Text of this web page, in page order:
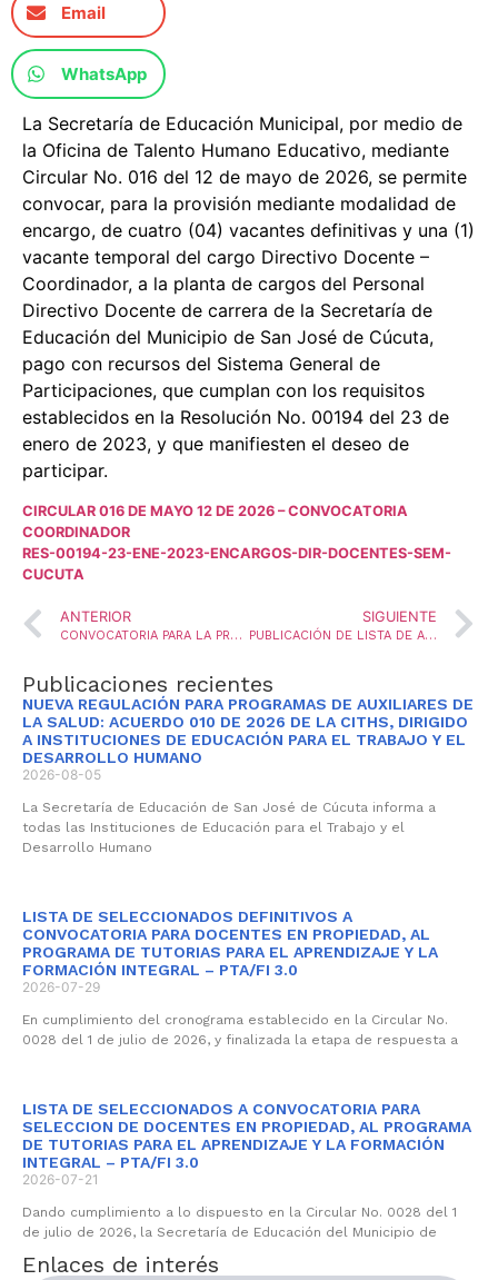
Email
WhatsApp
La Secretaría de Educación Municipal, por medio de
la Oficina de Talento Humano Educativo, mediante
Circular No. 016 del 12 de mayo de 2026, se permite
convocar, para la provisión mediante modalidad de
encargo, de cuatro (04) vacantes definitivas y una (1)
vacante temporal del cargo Directivo Docente –
Coordinador, a la planta de cargos del Personal
Directivo Docente de carrera de la Secretaría de
Educación del Municipio de San José de Cúcuta,
pago con recursos del Sistema General de
Participaciones, que cumplan con los requisitos
establecidos en la Resolución No. 00194 del 23 de
enero de 2023, y que manifiesten el deseo de
participar.
CIRCULAR 016 DE MAYO 12 DE 2026 – CONVOCATORIA
COORDINADOR
RES-00194-23-ENE-2023-ENCARGOS-DIR-DOCENTES-SEM-
CUCUTA
ANTERIOR
CONVOCATORIA PARA LA PROVISIÓN DE UNA VACANTE DEFINITIVA Y UNA VACANCIA TEMPORAL, DEL CARGO DE RECTOR, MEDIANTE LA MODALIDAD DE ENCARGO, Y CONFORMACIÓN DEL BANCO DE ELEGIBLES PARA LA VIGENCIA 2026.
SIGUIENTE
PUBLICACIÓN DE LISTA DE ADMITIDOS-CONVOCATORIA PARA LA PROVISIÓN DE CUATRO (4) VACANTES DEFINITIVAS Y UNA (1) VACANTE TEMPORAL EN EL CARGO COORDINADOR, MEDIANTE LA MODALIDAD DE ENCARGO
Publicaciones recientes
NUEVA REGULACIÓN PARA PROGRAMAS DE AUXILIARES DE
LA SALUD: ACUERDO 010 DE 2026 DE LA CITHS, DIRIGIDO
A INSTITUCIONES DE EDUCACIÓN PARA EL TRABAJO Y EL
DESARROLLO HUMANO
2026-08-05
La Secretaría de Educación de San José de Cúcuta informa a
todas las Instituciones de Educación para el Trabajo y el
Desarrollo Humano
LISTA DE SELECCIONADOS DEFINITIVOS A
CONVOCATORIA PARA DOCENTES EN PROPIEDAD, AL
PROGRAMA DE TUTORIAS PARA EL APRENDIZAJE Y LA
FORMACIÓN INTEGRAL – PTA/FI 3.0
2026-07-29
En cumplimiento del cronograma establecido en la Circular No.
0028 del 1 de julio de 2026, y finalizada la etapa de respuesta a
LISTA DE SELECCIONADOS A CONVOCATORIA PARA
SELECCION DE DOCENTES EN PROPIEDAD, AL PROGRAMA
DE TUTORIAS PARA EL APRENDIZAJE Y LA FORMACIÓN
INTEGRAL – PTA/FI 3.0
2026-07-21
Dando cumplimiento a lo dispuesto en la Circular No. 0028 del 1
de julio de 2026, la Secretaría de Educación del Municipio de
Enlaces de interés